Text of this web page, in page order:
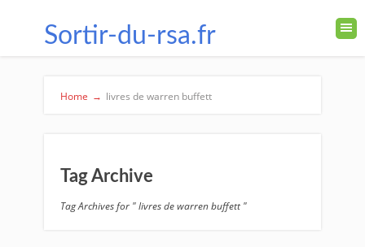
Sortir-du-rsa.fr
Home → livres de warren buffett
Tag Archive
Tag Archives for " livres de warren buffett "